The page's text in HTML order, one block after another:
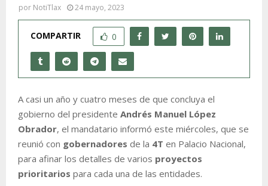
por NotiTlax 24 mayo, 2023
COMPARTIR 0
A casi un año y cuatro meses de que concluya el
gobierno del presidente Andrés Manuel López
Obrador, el mandatario informó este miércoles, que se
reunió con gobernadores de la 4T en Palacio Nacional,
para afinar los detalles de varios proyectos
prioritarios para cada una de las entidades.